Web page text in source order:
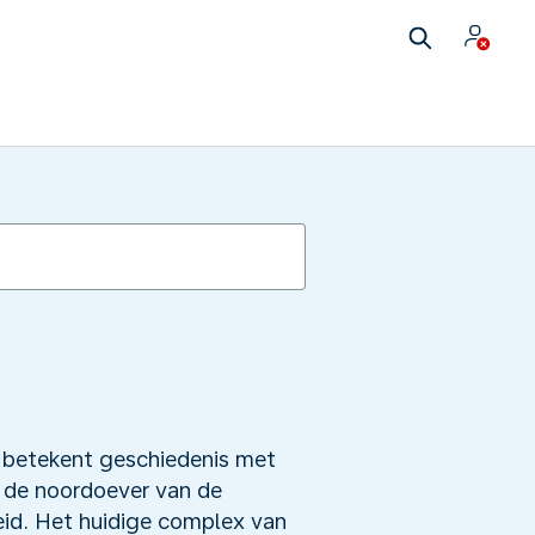
geschiedenis met
noordoever van de
Het huidige complex van